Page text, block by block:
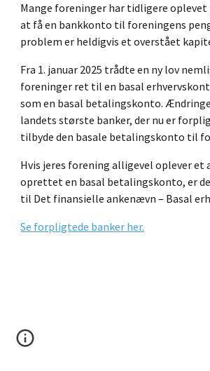
Mange foreninger har tidligere
at få en bankkonto til foreningens
problem er heldigvis et overstået
Fra 1. januar 2025 trådte en ny lov
foreninger ret til en basal
som en basal betalingskonto.
landets største banker, der nu er
tilbyde den basale betalingskonto til
Hvis jeres forening alligevel oplever et
oprettet en basal betalingskonto, er
til Det finansielle ankenævn – Basal
Se forpligtede banker her.